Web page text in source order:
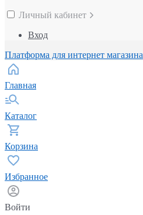
Личный кабинет
Вход
Платформа для интернет магазина
Главная
Каталог
Корзина
Избранное
Войти